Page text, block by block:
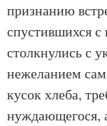
признанию
спустившихся
столкнулись с
нежеланием
кусок хлеба,
нуждающегося,